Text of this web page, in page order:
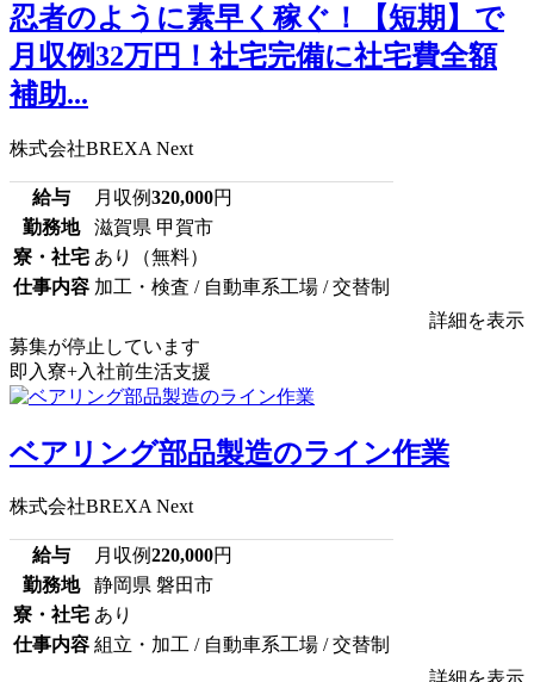
忍者のように素早く稼ぐ！【短期】で
月収例32万円！社宅完備に社宅費全額
補助...
株式会社BREXA Next
給与 月収例320,000円
勤務地
滋賀県 甲賀市
寮・社宅 あり（無料）
仕事内容 加工・検査 / 自動車系工場 / 交替制
詳細を表示
募集が停止しています
即入寮+入社前生活支援
ベアリング部品製造のライン作業
株式会社BREXA Next
給与 月収例220,000円
勤務地
静岡県 磐田市
寮・社宅 あり
仕事内容 組立・加工 / 自動車系工場 / 交替制